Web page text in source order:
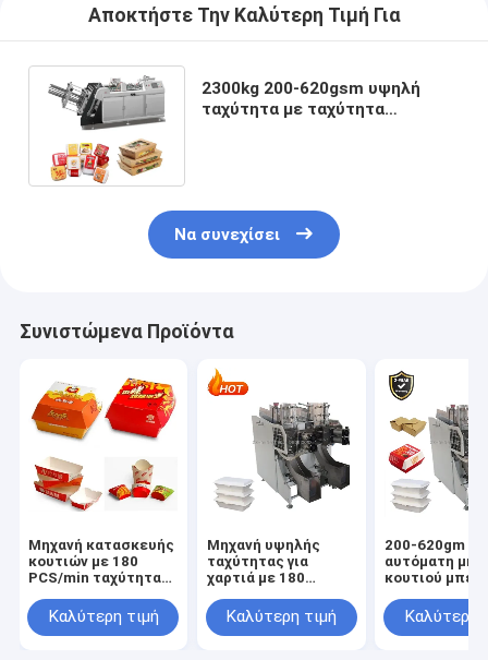
Αποκτήστε Την Καλύτερη Τιμή Για
2300kg 200-620gsm υψηλή
ταχύτητα με ταχύτητα
Να συνεχίσει
Συνιστώμενα Προϊόντα
Μηχανή κατασκευής
κουτιών με 180
PCS/min ταχύτητα
Καλύτερη τιμή
Μηχανή υψηλής
ταχύτητας για
χαρτιά με 180
ικανότητα για
γρήγορη παραγωγή
Καλύτερη τιμή
200-620gm
αυτόματη
κουτιού
Αεροδιαίρεση
2300kg Βάρος
Καλύτερη